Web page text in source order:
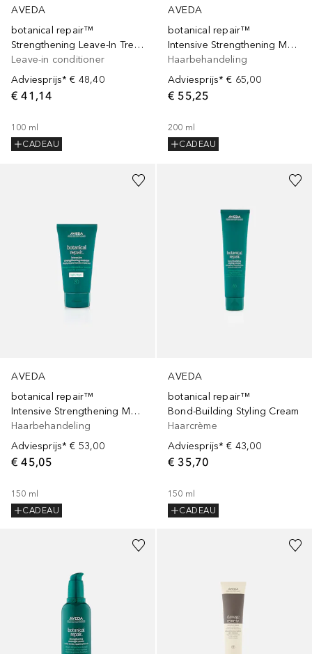
AVEDA
botanical repair™
Strengthening Leave-In Treatment
Leave-in conditioner
Adviesprijs* € 48,40
€ 41,14
100 ml
CADEAU
AVEDA
botanical repair™
Intensive Strengthening Masque: Rich
Haarbehandeling
Adviesprijs* € 65,00
€ 55,25
200 ml
CADEAU
AVEDA
botanical repair™
Intensive Strengthening Masque: Light
Haarbehandeling
Adviesprijs* € 53,00
€ 45,05
150 ml
CADEAU
AVEDA
botanical repair™
Bond-Building Styling Cream
Haarcrème
Adviesprijs* € 43,00
€ 35,70
150 ml
CADEAU